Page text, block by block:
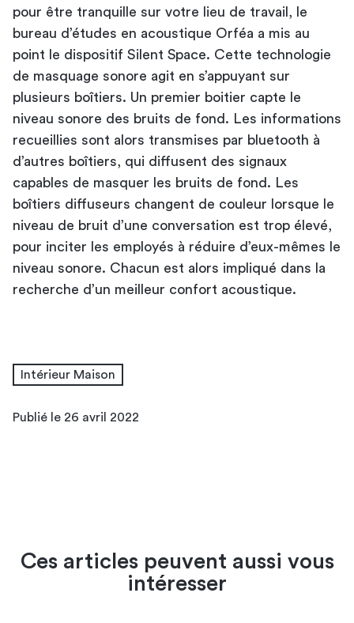
pour être tranquille sur votre lieu de travail, le
bureau d’études en acoustique Orféa a mis au
point le dispositif Silent Space. Cette technologie
de masquage sonore agit en s’appuyant sur
plusieurs boîtiers. Un premier boitier capte le
niveau sonore des bruits de fond. Les informations
recueillies sont alors transmises par bluetooth à
d’autres boîtiers, qui diffusent des signaux
capables de masquer les bruits de fond. Les
boîtiers diffuseurs changent de couleur lorsque le
niveau de bruit d’une conversation est trop élevé,
pour inciter les employés à réduire d’eux-mêmes le
niveau sonore. Chacun est alors impliqué dans la
recherche d’un meilleur confort acoustique.
Intérieur Maison
Publié le 26 avril 2022
Ces articles peuvent aussi vous
intéresser